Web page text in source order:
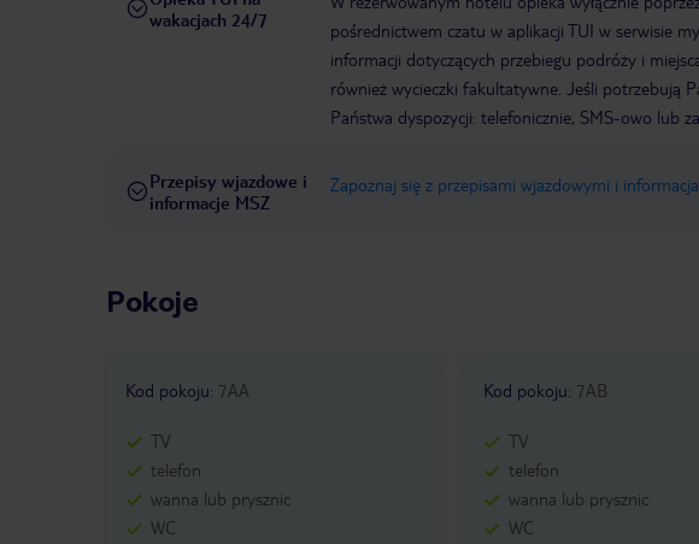
wakacjach 24/7
pośrednictwem czatu w aplikacji TUI w serwisie
informacji dotyczących przebiegu podróży i
również wycieczki fakultatywne. Jeśli potrzebują
Państwa dyspozycji: telefonicznie, SMS-owo lub
Przepisy wjazdowe i
informacje MSZ
Zapoznaj się z przepisami wjazdowymi i
Pokoje
Kod pokoju: 7AA
TV
telefon
wanna lub prysznic
WC
Kod pokoju: 7AB
TV
telefon
wanna lub prysznic
WC